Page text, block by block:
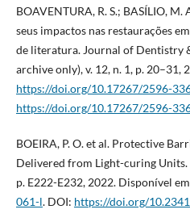
BOAVENTURA, R. S.; BASÍLIO,
seus impactos nas restaurações
de literatura. Journal of Dentistry
archive only), v. 12, n. 1, p. 20–31,
https://doi.org/10.17267/2596-
https://doi.org/10.17267/2596-
BOEIRA, P. O. et al. Protective
Delivered from Light-curing Units.
p. E222-E232, 2022. Disponível
061-l. DOI: https://doi.org/